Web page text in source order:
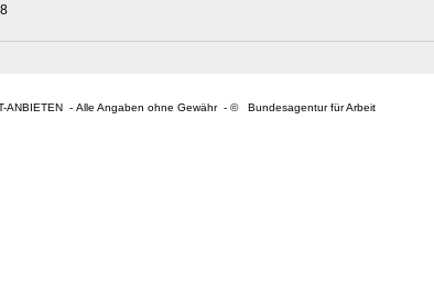
ANBIETEN - Alle Angaben ohne Gewähr - © Bundesagentur für Arbeit